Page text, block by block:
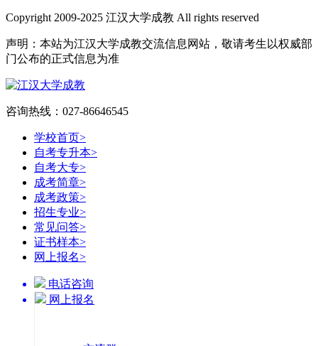
Copyright 2009-2025 江汉大学成教 All rights reserved
声明：本站为江汉大学成教交流信息网站，敬请考生以权威部
门公布的正式信息为准
咨询热线：027-86646545
学校首页>
自考专升本>
自考大专>
成考简章>
成考政策>
招生专业>
常见问答>
证书样本>
网上报名>
电话咨询
网上报名